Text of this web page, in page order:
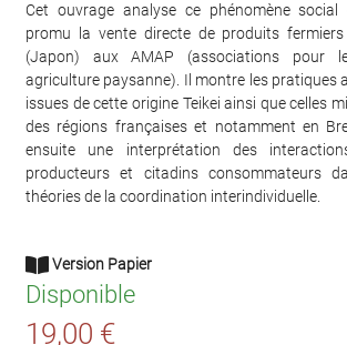
Cet ouvrage analyse ce phénomène
promu la vente directe de produits fermiers
(Japon) aux AMAP (associations pour
agriculture paysanne). Il montre les pratiques
issues de cette origine Teikei ainsi que celles
des régions françaises et notamment en
ensuite une interprétation des
producteurs et citadins consommateurs
théories de la coordination interindividuelle.
Version Papier
Disponible
19,00 €